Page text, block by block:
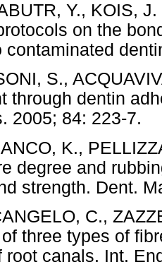
Y., KOIS,
on the
contaminated
S.,
through dentin
2005; 84: 223-7.
K.,
degree and
strength. Dent.
C.,
three types of
root canals. Int.